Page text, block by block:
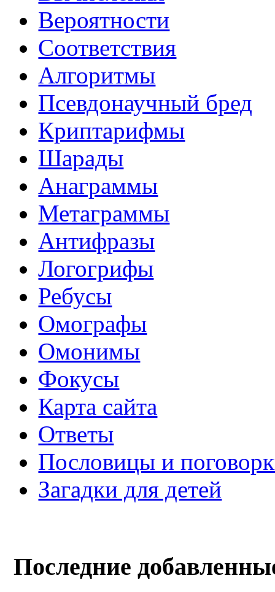
Вероятности
Соответствия
Алгоритмы
Псевдонаучный бред
Криптарифмы
Шарады
Анаграммы
Метаграммы
Антифразы
Логогрифы
Ребусы
Омографы
Омонимы
Фокусы
Карта сайта
Ответы
Пословицы и
Загадки для детей
Последние